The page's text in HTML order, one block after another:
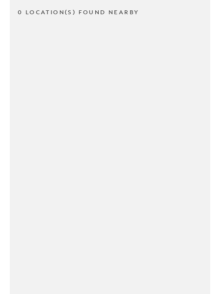
0 LOCATION(S) FOUND NEARBY